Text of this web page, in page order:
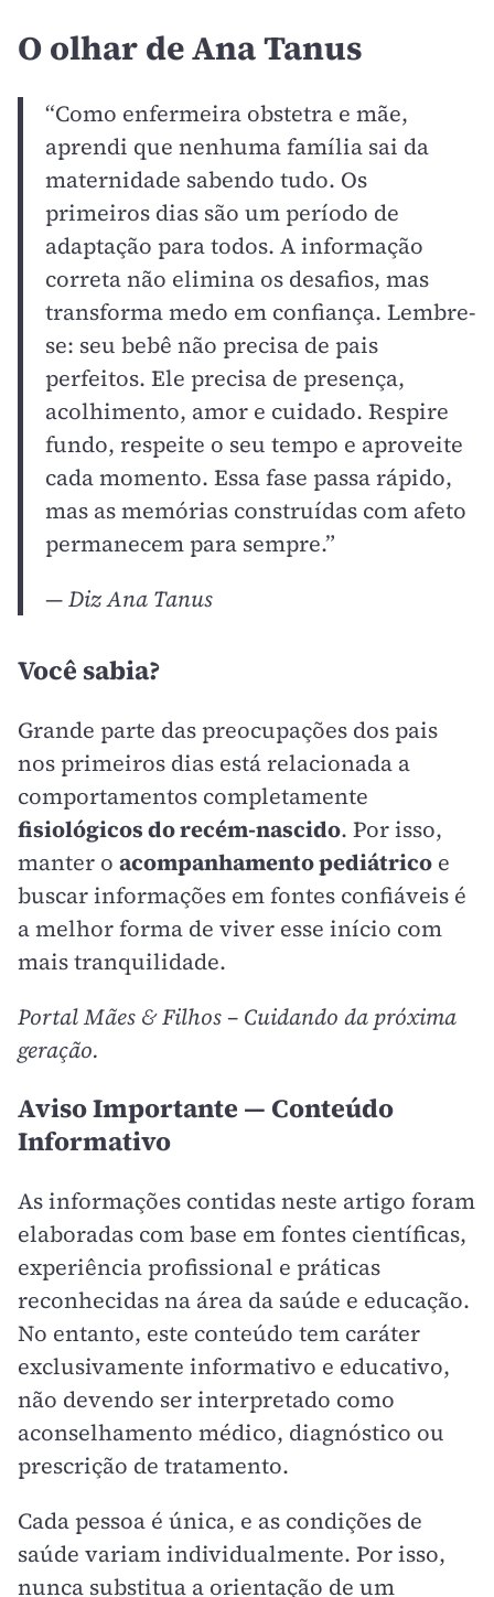
O olhar de Ana Tanus
“Como enfermeira obstetra e mãe,
aprendi que nenhuma família sai da
maternidade sabendo tudo. Os
primeiros dias são um período de
adaptação para todos. A informação
correta não elimina os desafios, mas
transforma medo em confiança. Lembre-
se: seu bebê não precisa de pais
perfeitos. Ele precisa de presença,
acolhimento, amor e cuidado. Respire
fundo, respeite o seu tempo e aproveite
cada momento. Essa fase passa rápido,
mas as memórias construídas com afeto
permanecem para sempre.”
—Diz Ana Tanus
Você sabia?
Grande parte das preocupações dos pais
nos primeiros dias está relacionada a
comportamentos completamente
fisiológicos do recém-nascido. Por isso,
manter o acompanhamento pediátrico e
buscar informações em fontes confiáveis é
a melhor forma de viver esse início com
mais tranquilidade.
Portal Mães & Filhos – Cuidando da próxima
geração.
Aviso Importante — Conteúdo
Informativo
As informações contidas neste artigo foram
elaboradas com base em fontes científicas,
experiência profissional e práticas
reconhecidas na área da saúde e educação.
No entanto, este conteúdo tem caráter
exclusivamente informativo e educativo,
não devendo ser interpretado como
aconselhamento médico, diagnóstico ou
prescrição de tratamento.
Cada pessoa é única, e as condições de
saúde variam individualmente. Por isso,
nunca substitua a orientação de um